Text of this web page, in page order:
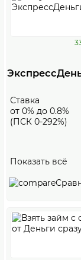
Ставка
от 0% до 0.8%
(ПСК 0-292%)
Показать всё